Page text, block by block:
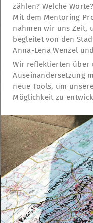
zählen? Welche Worte?
Mit dem Mentoring
nahmen wir uns Zeit,
begleitet von den
Anna-Lena Wenzel
Wir reflektierten über
Auseinandersetzung
neue Tools, um
Möglichkeit zu
Newsletter .
We use cookies to
behavior on the
Do not